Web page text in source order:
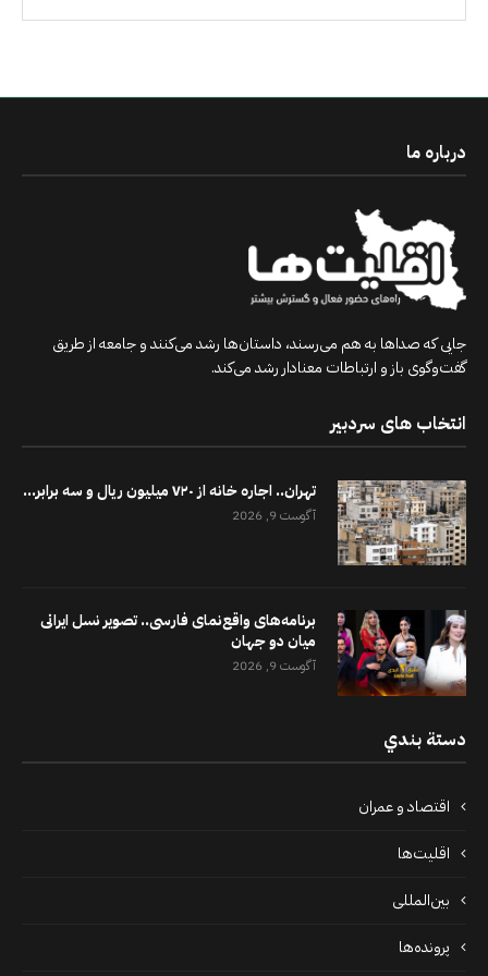
درباره ما
جایی که صداها به هم می‌رسند، داستان‌ها رشد می‌کنند و جامعه از طریق
گفت‌وگوی باز و ارتباطات معنادار رشد می‌کند.
انتخاب های سردبیر
تهران.. اجاره خانه از ۷۲۰ میلیون ریال و سه برابر...
آگوست 9, 2026
برنامه‌های واقع‌نمای فارسی.. تصویر نسل ایرانی
میان دو جهان
آگوست 9, 2026
دستة بندي
اقتصاد و عمران
اقلیت‌ها
بین‌المللی
پرونده‌ها